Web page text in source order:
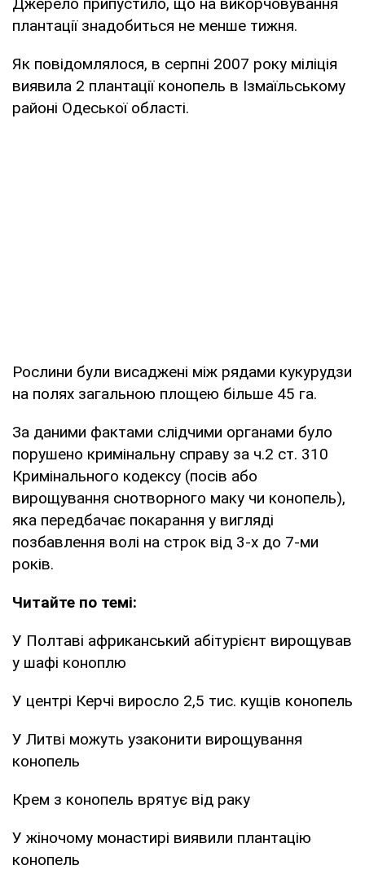
плантації знадобиться не менше тижня.
Як повідомлялося, в серпні 2007 року міліція
виявила 2 плантації конопель в Ізмаїльському
районі Одеської області.
Рослини були висаджені між рядами кукурудзи
на полях загальною площею більше 45 га.
За даними фактами слідчими органами було
порушено кримінальну справу за ч.2 ст. 310
Кримінального кодексу (посів або
вирощування снотворного маку чи конопель),
яка передбачає покарання у вигляді
позбавлення волі на строк від 3-х до 7-ми
років.
Читайте по темі:
У Полтаві африканський абітурієнт вирощував
у шафі коноплю
У центрі Керчі виросло 2,5 тис. кущів конопель
У Литві можуть узаконити вирощування
конопель
Крем з конопель врятує від раку
У жіночому монастирі виявили плантацію
конопель